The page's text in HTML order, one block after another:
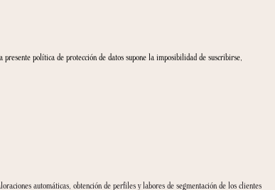
de sus datos personales, puede ponerse en contacto con él